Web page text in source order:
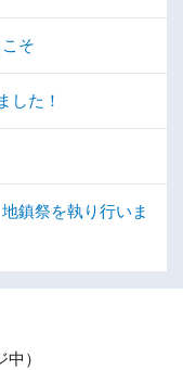
そ
した！
鎮祭を執り行いま
）